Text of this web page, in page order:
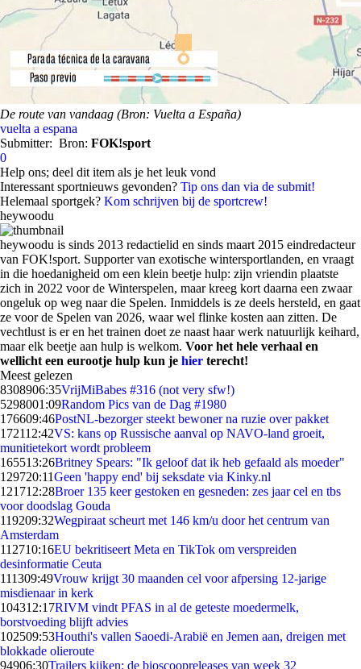
De route van vandaag (Bron: Vuelta a España)
vuelta a espana
Submitter: Bron: FOK!sport
0
Help ons; deel dit item als je het leuk vond
Interessant sportnieuws gevonden? Tip ons dan via de submit!
Helemaal sportgek? Kom schrijven bij de sportcrew!
heywoodu
heywoodu is sinds 2013 redactielid en sinds maart 2015 eindredacteur
van FOK!sport. Supporter van exotische wintersportlanden, en vraagt
in die hoedanigheid om een klein beetje hulp: zijn vriendin plaatste
zich in 2022 voor de Winterspelen, maar kreeg kort daarna een zwaar
ongeluk op weg naar die Spelen. Inmiddels is ze deels hersteld, en gaat
ze voor de Spelen van 2026, waar wel flinke kosten aan zitten. De
vechtlust is er en het trainen doet ze naast haar werk natuurlijk keihard,
maar elk beetje aan hulp is welkom. Voor het hele verhaal en
wellicht een eurootje hulp kun je hier terecht!
Meest gelezen
8308906:35VrijMiBabes #316 (not very sfw!)
5298001:09Random Pics van de Dag #1980
176609:46PostNL-bezorger steekt bewoner na ruzie over pakket
172112:42VS: kans op Russische aanval op NAVO-land groeit,
munitietekort wordt probleem
165513:26Britney Spears: "Ik geloof dat ik heb gefaald als moeder"
129720:11Geen 'happy end' bij seksdate via Kinky.nl
121712:28Broer 135 keer gestoken en gesneden: zes jaar cel en tbs
voor doodslag Gouda
119209:32Wegpiraat scheurt met 146 km/u door het centrum van
Amsterdam
112710:16EU bekritiseert Meta en TikTok om verspreiden
desinformatie Ceuta
111309:49Vrouw krijgt 30 maanden cel voor afpersing 12-jarige
misdienaar in kerk
104312:17RIVM vindt PFAS in al de geteste moedermelk,
borstvoeding blijft advies
102509:53Houthi's vallen Saoedi-Arabië en Jemen aan, dreigen met
blokkade olieroute
94906:30Trailers kijken: de bioscoopreleases van week 32